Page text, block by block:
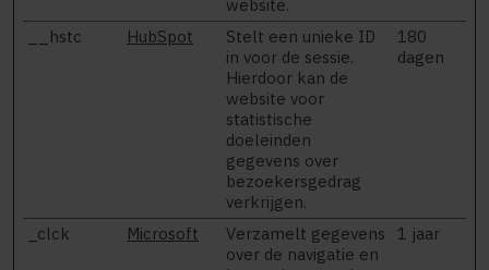
website.
__hstc HubSpot
Stelt een unieke ID
in voor de sessie.
Hierdoor kan de
website voor
statistische
doeleinden
gegevens over
bezoekersgedrag
verkrijgen.
180
dagen
_clck Microsoft
Verzamelt gegevens
over de navigatie en
1 jaar